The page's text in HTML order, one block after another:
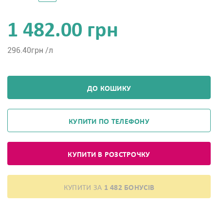
1 482.00 грн
296.40грн /л
ДО КОШИКУ
КУПИТИ ПО ТЕЛЕФОНУ
КУПИТИ В РОЗСТРОЧКУ
КУПИТИ ЗА 1 482 БОНУСІВ